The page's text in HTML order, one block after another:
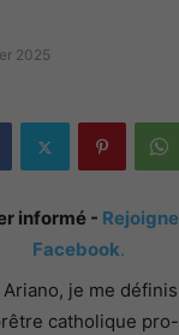
2025
informé -
Facebook.
je me
catholique